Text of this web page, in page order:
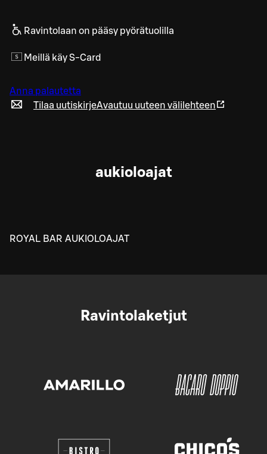
Ravintolaan on pääsy pyörätuolilla
Meillä käy S-Card
Anna palautetta
Tilaa uutiskirjeAvautuu uuteen välilehteen
aukioloajat
ROYAL BAR AUKIOLOAJAT
Ravintolaketjut